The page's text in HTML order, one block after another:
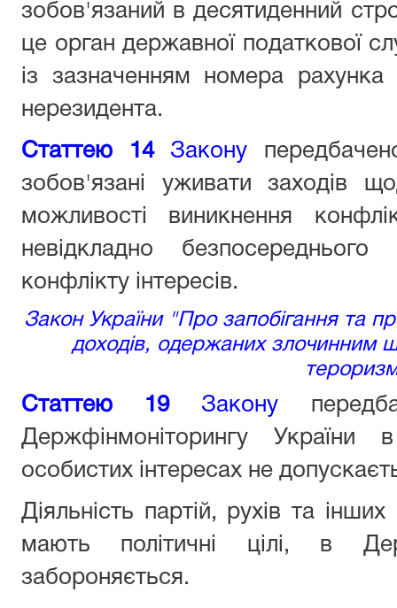
зобов'язаний в десятиденний
це орган державної податкової
із зазначенням номера рахунка
нерезидента.
Статтею 14Закону
зобов'язані уживати заходів
можливості виникнення
невідкладно
конфлікту інтересів.
Закон України "Про запобігання та
доходів, одержаних злочинним
Статтею 19Закону
Держфінмоніторингу України
особистих інтересах не
Діяльність партій, рухів та
мають політичні цілі, в
забороняється.